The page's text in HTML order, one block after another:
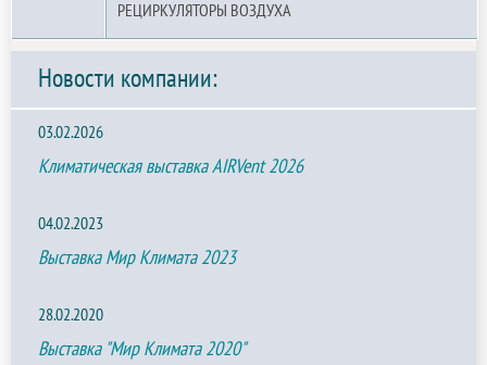
РЕЦИРКУЛЯТОРЫ ВОЗДУХА
Новости компании:
03.02.2026
Климатическая выставка AIRVent 2026
04.02.2023
Выставка Мир Климата 2023
28.02.2020
Выставка "Мир Климата 2020"